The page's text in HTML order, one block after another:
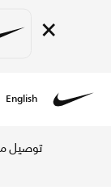
×
English
توصيل